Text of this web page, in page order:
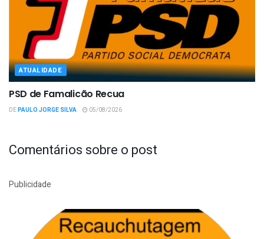
ATUALIDADE
PSD de Famalicão Recua
DEPAULO JORGE SILVA 05/08/2026
Comentários sobre o post
Publicidade